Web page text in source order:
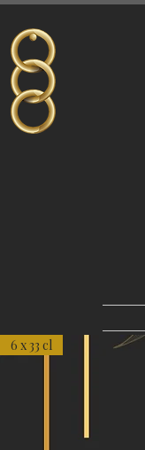
6 x 33 cl